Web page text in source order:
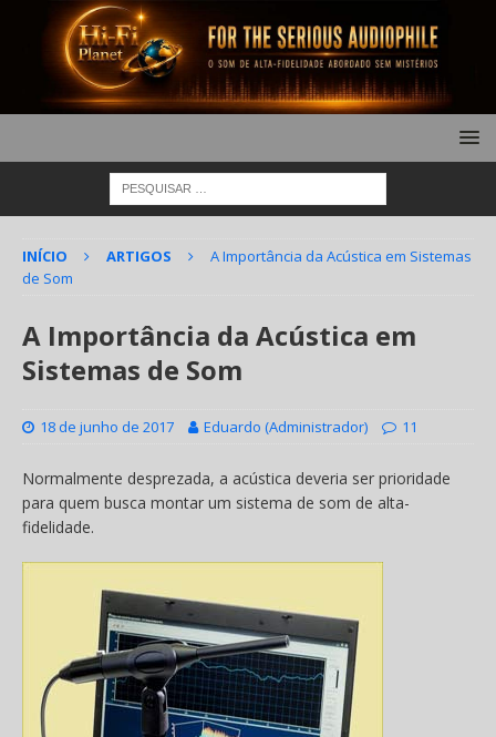
INÍCIO ARTIGOS
A Importância da Acústica em Sistemas
de Som
A Importância da Acústica em
Sistemas de Som
18 de junho de 2017 Eduardo (Administrador) 11
Normalmente desprezada, a acústica deveria ser prioridade
para quem busca montar um sistema de som de alta-
fidelidade.